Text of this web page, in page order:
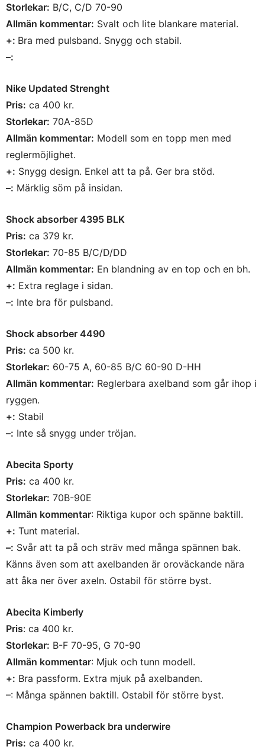
Storlekar: B/C, C/D 70-90
Allmän kommentar: Svalt och lite blankare material.
+: Bra med pulsband. Snygg och stabil.
–:
Nike Updated Strenght
Pris: ca 400 kr.
Storlekar: 70A-85D
Allmän kommentar: Modell som en topp men med
reglermöjlighet.
+: Snygg design. Enkel att ta på. Ger bra stöd.
–: Märklig söm på insidan.
Shock absorber 4395 BLK
Pris: ca 379 kr.
Storlekar: 70-85 B/C/D/DD
Allmän kommentar: En blandning av en top och en bh.
+: Extra reglage i sidan.
–: Inte bra för pulsband.
Shock absorber 4490
Pris: ca 500 kr.
Storlekar: 60-75 A, 60-85 B/C 60-90 D-HH
Allmän kommentar: Reglerbara axelband som går ihop i
ryggen.
+: Stabil
–: Inte så snygg under tröjan.
Abecita Sporty
Pris: ca 400 kr.
Storlekar: 70B-90E
Allmän kommentar: Riktiga kupor och spänne baktill.
+: Tunt material.
–: Svår att ta på och sträv med många spännen bak.
Känns även som att axelbanden är oroväckande nära
att åka ner över axeln. Ostabil för större byst.
Abecita Kimberly
Pris: ca 400 kr.
Storlekar: B-F 70-95, G 70-90
Allmän kommentar: Mjuk och tunn modell.
+: Bra passform. Extra mjuk på axelbanden.
–: Många spännen baktill. Ostabil för större byst.
Champion Powerback bra underwire
Pris: ca 400 kr.